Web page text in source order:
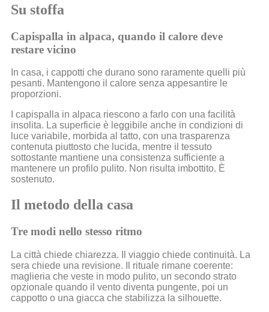
Su stoffa
Capispalla in alpaca, quando il calore deve
restare vicino
In casa, i cappotti che durano sono raramente quelli più
pesanti. Mantengono il calore senza appesantire le
proporzioni.
I capispalla in alpaca riescono a farlo con una facilità
insolita. La superficie è leggibile anche in condizioni di
luce variabile, morbida al tatto, con una trasparenza
contenuta piuttosto che lucida, mentre il tessuto
sottostante mantiene una consistenza sufficiente a
mantenere un profilo pulito. Non risulta imbottito. È
sostenuto.
Il metodo della casa
Tre modi nello stesso ritmo
La città chiede chiarezza. Il viaggio chiede continuità. La
sera chiede una revisione. Il rituale rimane coerente:
maglieria che veste in modo pulito, un secondo strato
opzionale quando il vento diventa pungente, poi un
cappotto o una giacca che stabilizza la silhouette.